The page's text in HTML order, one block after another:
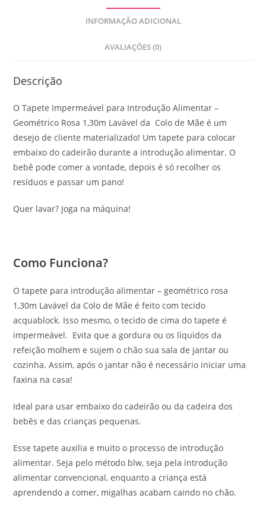
INFORMAÇÃO ADICIONAL
AVALIAÇÕES (0)
Descrição
O Tapete Impermeável para Introdução Alimentar –
Geométrico Rosa 1,30m Lavável da Colo de Mãe é um
desejo de cliente materializado! Um tapete para colocar
embaixo do cadeirão durante a introdução alimentar. O
bebê pode comer a vontade, depois é só recolher os
resíduos e passar um pano!
Quer lavar? Joga na máquina!
Como Funciona?
O tapete para introdução alimentar – geométrico rosa
1,30m Lavável da Colo de Mãe é feito com tecido
acquablock. Isso mesmo, o tecido de cima do tapete é
impermeável. Evita que a gordura ou os líquidos da
refeição molhem e sujem o chão sua sala de jantar ou
cozinha. Assim, após o jantar não é necessário iniciar uma
faxina na casa!
Ideal para usar embaixo do cadeirão ou da cadeira dos
bebês e das crianças pequenas.
Esse tapete auxilia e muito o processo de introdução
alimentar. Seja pelo método blw, seja pela introdução
alimentar convencional, enquanto a criança está
aprendendo a comer, migalhas acabam caindo no chão.